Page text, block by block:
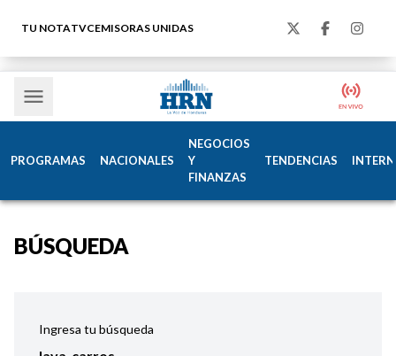
TU NOTATVCEMISORAS UNIDAS
PROGRAMAS NACIONALES
NEGOCIOS
Y
FINANZAS
TENDENCIAS
BÚSQUEDA
Ingresa tu búsqueda